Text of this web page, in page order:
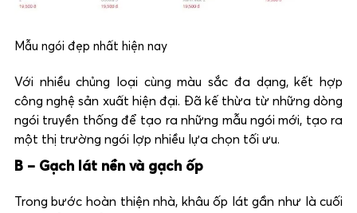
Mẫu ngói đẹp nhất hiện nay
Với nhiều chủng loại cùng màu sắc đa dạng, kết hợp
công nghệ sản xuất hiện đại. Đã kế thừa từ những dòng
ngói truyền thống để tạo ra những mẫu ngói mới, tạo ra
một thị trường ngói lợp nhiều lựa chọn tối ưu.
B – Gạch lát nền và gạch ốp
Trong bước hoàn thiện nhà, khâu ốp lát gần như là cuối